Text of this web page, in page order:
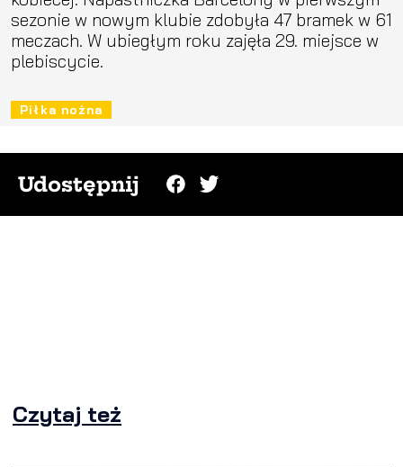
sezonie w nowym klubie zdobyła 47 bramek w 61
meczach. W ubiegłym roku zajęła 29. miejsce w
plebiscycie.
Piłka nożna
Udostępnij
Czytaj też